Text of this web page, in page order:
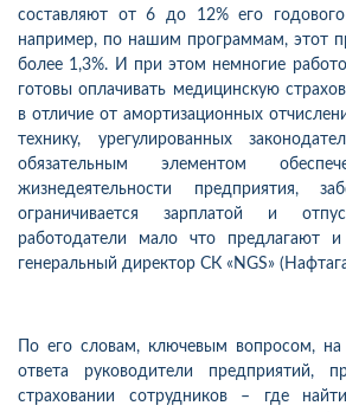
составляют от 6 до 12% его
например, по нашим программам, этот
более 1,3%. И при этом немногие
готовы оплачивать медицинскую
в отличие от амортизационных
технику, урегулированных
обязательным элементом
жизнедеятельности предприятия,
ограничивается зарплатой и
работодатели мало что предлагают
генеральный директор СК «NGS»
По его словам, ключевым вопросом,
ответа руководители предприятий,
страховании сотрудников – где